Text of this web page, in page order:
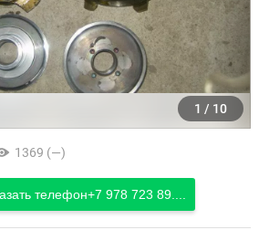
1 / 10
1369 (—)
телефон+7 978 723 89....